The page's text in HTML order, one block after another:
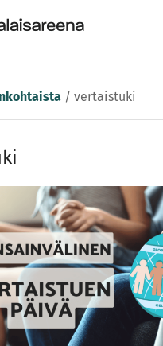
/ vertaistuki